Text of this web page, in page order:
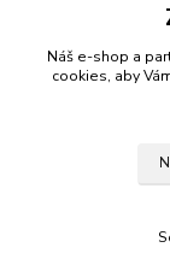
Náš e-shop a
cookies, aby